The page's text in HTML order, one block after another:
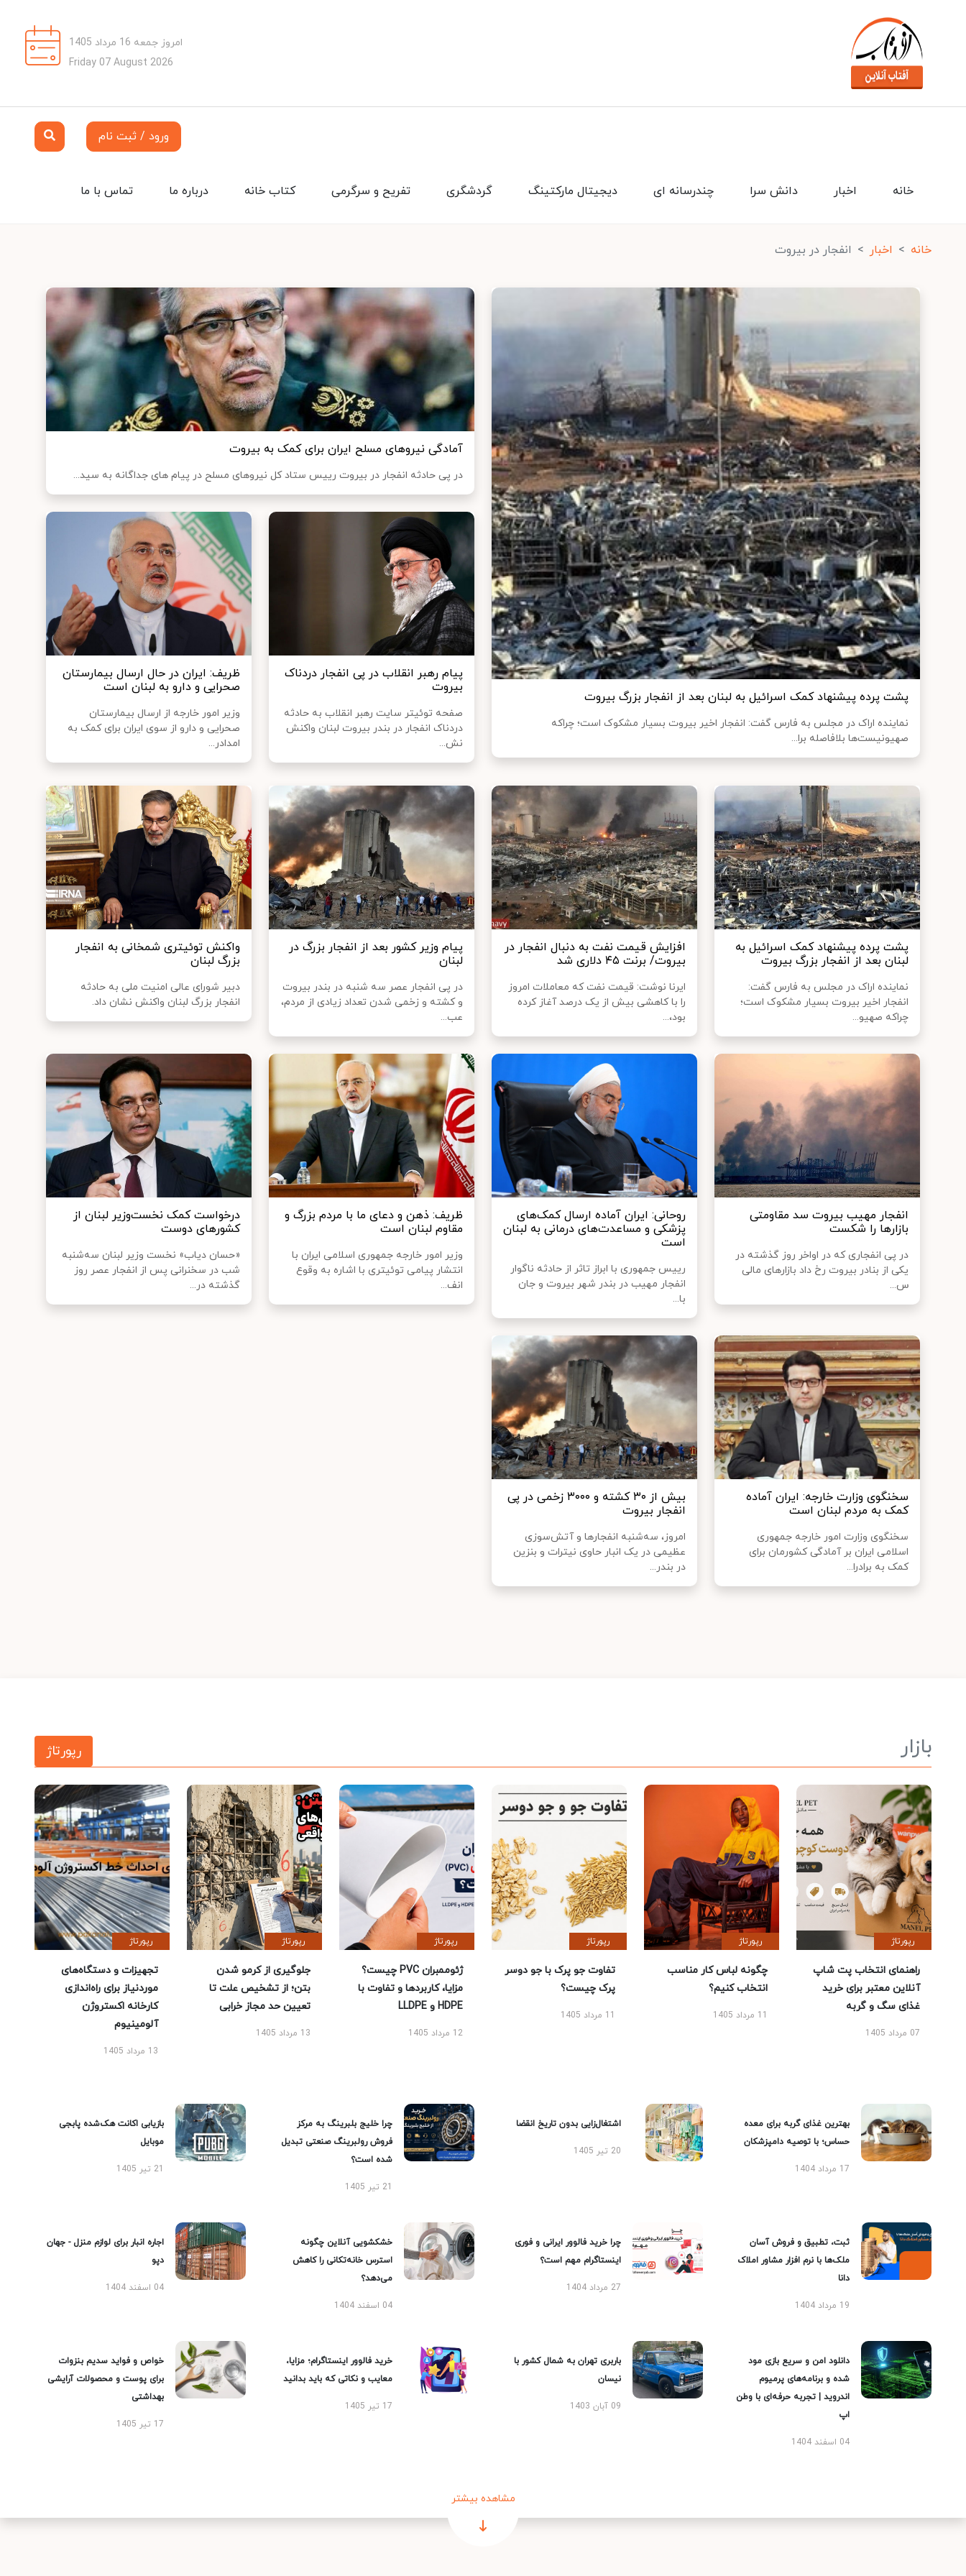
امروز جمعه 16 مرداد 1405
Friday 07 August 2026
ورود / ثبت نام
تماس با ما درباره ما کتاب خانه تفریح و سرگرمی گردشگری دیجیتال مارکتینگ چندرسانه ای دانش سرا اخبار خانه
خانه اخبار انفجار در بیروت
پشت پرده پیشنهاد کمک اسرائیل به لبنان بعد از انفجار بزرگ بیروت
نماینده اراک در مجلس به فارس گفت: انفجار اخیر بیروت بسیار مشکوک است؛ چراکه
صهیونیست‌ها بلافاصله برا...
آمادگی نیروهای مسلح ایران برای کمک به بیروت
در پی حادثه انفجار در بیروت رییس ستاد کل نیروهای مسلح در پیام های جداگانه به سید...
پیام رهبر انقلاب در پی انفجار دردناک
بیروت
صفحه توئیتر سایت رهبر انقلاب به حادثه
دردناک انفجار در بندر بیروت لبنان واکنش
نش...
ظریف: ایران در حال ارسال بیمارستان
صحرایی و دارو به لبنان است
وزیر امور خارجه از ارسال بیمارستان
صحرایی و دارو از سوی ایران برای کمک به
امدادر...
پشت پرده پیشنهاد کمک اسرائیل به
لبنان بعد از انفجار بزرگ بیروت
نماینده اراک در مجلس به فارس گفت:
انفجار اخیر بیروت بسیار مشکوک است؛
چراکه صهیو...
افزایش قیمت نفت به دنبال انفجار در
بیروت/ برنت ۴۵ دلاری شد
ایرنا نوشت: قیمت نفت که معاملات امروز
را با کاهشی بیش از یک درصد آغاز کرده
بود،...
پیام وزیر کشور بعد از انفجار بزرگ در
لبنان
در پی انفجار عصر سه شنبه در بندر بیروت
و کشته و زخمی شدن تعداد زیادی از مردم،
عب...
واکنش توئیتری شمخانی به انفجار
بزرگ لبنان
دبیر شورای عالی امنیت ملی به حادثه
انفجار بزرگ لبنان واکنش نشان داد.
انفجار مهیب بیروت سد مقاومتی
بازارها را شکست
در پی انفجاری که در اواخر روز گذشته در
یکی از بنادر بیروت رخ داد بازارهای مالی
س...
روحانی: ایران ‌آماده ارسال کمک‌های
پزشکی و مساعدت‌های درمانی به لبنان
است
رییس جمهوری با ابراز تاثر از حادثه ناگوار
انفجار مهیب در بندر شهر بیروت و جان
با...
ظریف: ذهن و دعای ما با مردم بزرگ و
مقاوم لبنان است
وزیر امور خارجه جمهوری اسلامی ایران با
انتشار پیامی توئیتری با اشاره به وقوع
انف...
درخواست کمک نخست‌وزیر لبنان از
کشورهای دوست
«حسان دیاب» نخست وزیر لبنان سه‌شنبه
شب در سخنرانی پس از انفجار عصر روز
گذشته در...
سخنگوی وزارت خارجه: ایران آماده
کمک به مردم لبنان است
سخنگوی وزارت امور خارجه جمهوری
اسلامی ایران بر آمادگی کشورمان برای
کمک به برادرا...
بیش از ۳۰ کشته و ۳۰۰۰ زخمی در پی
انفجار بیروت
امروز، سه‌شنبه انفجارها و آتش‌سوزی
عظیمی در یک انبار حاوی نیترات و بنزین
در بندر...
بازار رپورتاژ
رپورتاژ
راهنمای انتخاب پت شاپ
آنلاین معتبر برای خرید
غذای سگ و گربه
07 مرداد 1405
رپورتاژ
چگونه لباس کار مناسب
انتخاب کنیم؟
11 مرداد 1405
رپورتاژ
تفاوت جو پرک با جو دوسر
پرک چیست؟
11 مرداد 1405
رپورتاژ
ژئوممبران PVC چیست؟
مزایا، کاربردها و تفاوت با
HDPE و LLDPE
12 مرداد 1405
رپورتاژ
جلوگیری از کرمو شدن
بتن؛ از تشخیص علت تا
تعیین حد مجاز خرابی
13 مرداد 1405
رپورتاژ
تجهیزات و دستگاه‌های
موردنیاز برای راه‌اندازی
کارخانه اکستروژن
آلومینیوم
13 مرداد 1405
بهترین غذای گربه برای معده
حساس؛ با توصیه دامپزشکان
17 مرداد 1404
اشتغال‌زایی بدون تاریخ انقضا
20 تیر 1405
چرا خلیج بلبرینگ به مرکز
فروش رولبرینگ صنعتی تبدیل
شده است؟
21 تیر 1405
بازیابی اکانت هک‌شده پابجی
موبایل
21 تیر 1405
ثبت، تطبیق و فروش آسان
ملک‌ها با نرم افزار مشاور املاک
دانا
19 مرداد 1404
چرا خرید فالوور ایرانی و فوری
اینستاگرام مهم است؟
27 مرداد 1404
خشکشویی آنلاین چگونه
استرس خانه‌تکانی را کاهش
می‌دهد؟
04 اسفند 1404
اجاره انبار برای لوازم منزل - جهان
دپو
04 اسفند 1404
دانلود امن و سریع بازی مود
شده و برنامه‌های پرمیوم
اندروید | تجربه حرفه‌ای با وطن
اپ
04 اسفند 1404
باربری تهران به شمال کشور با
نیسان
09 آبان 1403
خرید فالوور اینستاگرام؛ مزایا،
معایب و نکاتی که باید بدانید
17 تیر 1405
خواص و فواید سدیم بنزوات
برای پوست و محصولات آرایشی
بهداشتی
17 تیر 1405
مشاهده بیشتر